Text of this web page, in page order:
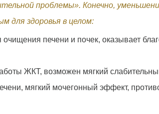
проблемы». Конечно,
для здоровья в целом:
печени и почек, оказывает
ЖКТ, возможен мягкий
мягкий мочегонный эффект,